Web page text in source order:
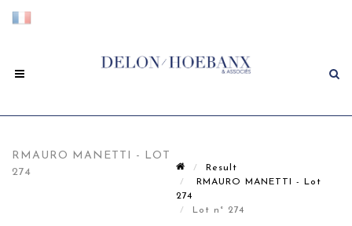
RMAURO MANETTI - LOT
274
Result
RMAURO MANETTI - Lot
274
Lot n° 274